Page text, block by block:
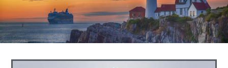
ッ
プ